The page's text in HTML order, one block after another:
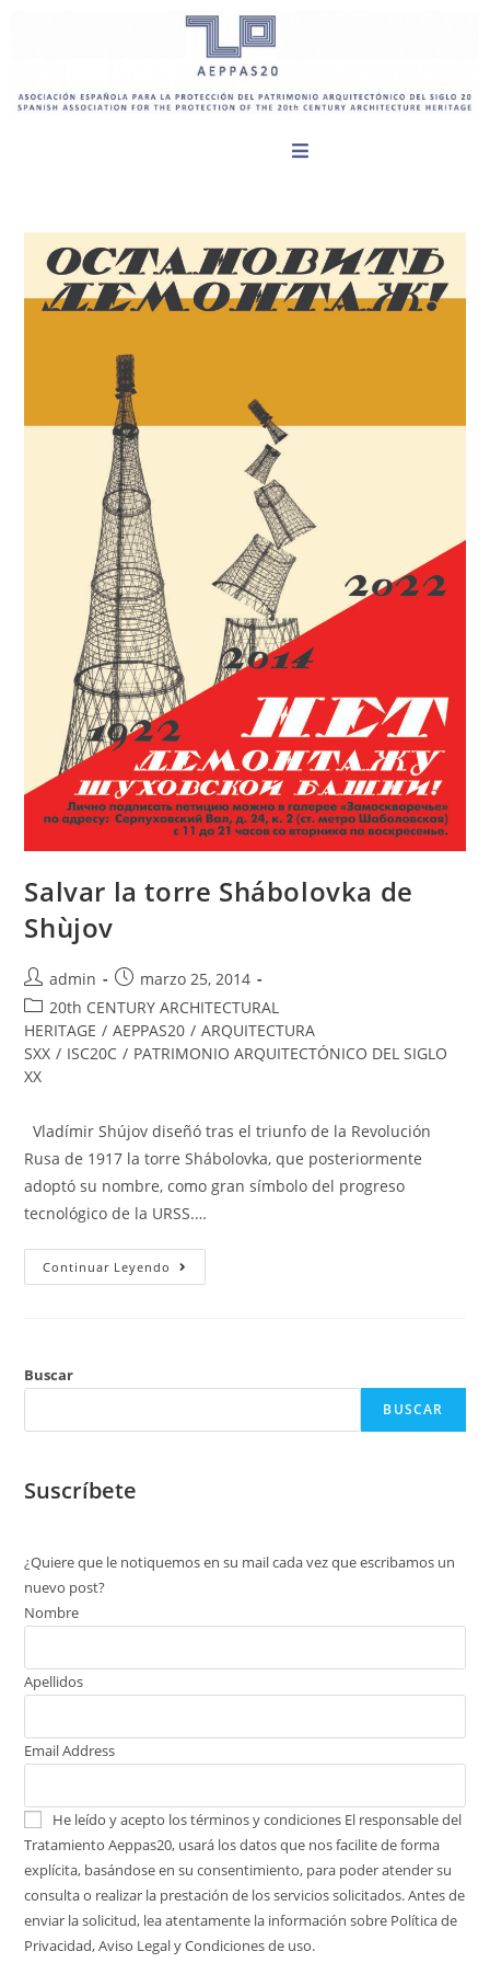
Salvar la torre Shábolovka de
Shùjov
admin
marzo 25, 2014
20th CENTURY ARCHITECTURAL
HERITAGE / AEPPAS20 / ARQUITECTURA
SXX / ISC20C / PATRIMONIO ARQUITECTÓNICO DEL SIGLO
XX
Vladímir Shújov diseñó tras el triunfo de la Revolución
Rusa de 1917 la torre Shábolovka, que posteriormente
adoptó su nombre, como gran símbolo del progreso
tecnológico de la URSS.…
Continuar Leyendo
Buscar
BUSCAR
Suscríbete
¿Quiere que le notiquemos en su mail cada vez que escribamos un
nuevo post?
Nombre
Apellidos
Email Address
He leído y acepto los términos y condiciones El responsable del
Tratamiento Aeppas20, usará los datos que nos facilite de forma
explícita, basándose en su consentimiento, para poder atender su
consulta o realizar la prestación de los servicios solicitados. Antes de
enviar la solicitud, lea atentamente la información sobre Política de
Privacidad, Aviso Legal y Condiciones de uso.